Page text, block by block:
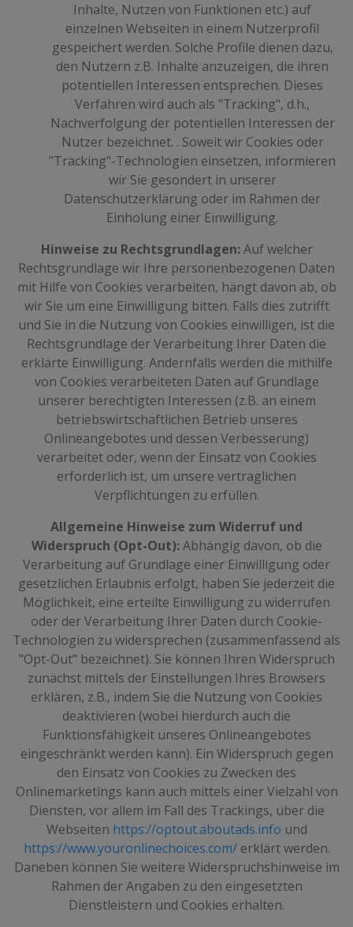
Inhalte, Nutzen von Funktionen etc.) auf
einzelnen Webseiten in einem Nutzerprofil
gespeichert werden. Solche Profile dienen dazu,
den Nutzern z.B. Inhalte anzuzeigen, die ihren
potentiellen Interessen entsprechen. Dieses
Verfahren wird auch als "Tracking", d.h.,
Nachverfolgung der potentiellen Interessen der
Nutzer bezeichnet. . Soweit wir Cookies oder
"Tracking"-Technologien einsetzen, informieren
wir Sie gesondert in unserer
Datenschutzerklärung oder im Rahmen der
Einholung einer Einwilligung.
Hinweise zu Rechtsgrundlagen:Auf welcher
Rechtsgrundlage wir Ihre personenbezogenen Daten
mit Hilfe von Cookies verarbeiten, hängt davon ab, ob
wir Sie um eine Einwilligung bitten. Falls dies zutrifft
und Sie in die Nutzung von Cookies einwilligen, ist die
Rechtsgrundlage der Verarbeitung Ihrer Daten die
erklärte Einwilligung. Andernfalls werden die mithilfe
von Cookies verarbeiteten Daten auf Grundlage
unserer berechtigten Interessen (z.B. an einem
betriebswirtschaftlichen Betrieb unseres
Onlineangebotes und dessen Verbesserung)
verarbeitet oder, wenn der Einsatz von Cookies
erforderlich ist, um unsere vertraglichen
Verpflichtungen zu erfüllen.
Allgemeine Hinweise zum Widerruf und
Widerspruch (Opt-Out):Abhängig davon, ob die
Verarbeitung auf Grundlage einer Einwilligung oder
gesetzlichen Erlaubnis erfolgt, haben Sie jederzeit die
Möglichkeit, eine erteilte Einwilligung zu widerrufen
oder der Verarbeitung Ihrer Daten durch Cookie-
Technologien zu widersprechen (zusammenfassend als
"Opt-Out" bezeichnet). Sie können Ihren Widerspruch
zunächst mittels der Einstellungen Ihres Browsers
erklären, z.B., indem Sie die Nutzung von Cookies
deaktivieren (wobei hierdurch auch die
Funktionsfähigkeit unseres Onlineangebotes
eingeschränkt werden kann). Ein Widerspruch gegen
den Einsatz von Cookies zu Zwecken des
Onlinemarketings kann auch mittels einer Vielzahl von
Diensten, vor allem im Fall des Trackings, über die
Webseiten https://optout.aboutads.info und
https://www.youronlinechoices.com/erklärt werden.
Daneben können Sie weitere Widerspruchshinweise im
Rahmen der Angaben zu den eingesetzten
Dienstleistern und Cookies erhalten.